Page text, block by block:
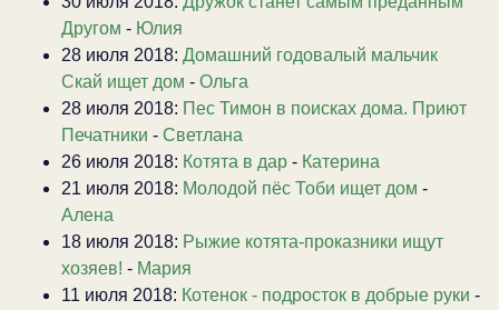
Другом - Юлия
28 июля 2018: Домашний годовалый мальчик
Скай ищет дом - Ольга
28 июля 2018: Пес Тимон в поисках дома. Приют
Печатники - Светлана
26 июля 2018: Котята в дар - Катерина
21 июля 2018: Молодой пёс Тоби ищет дом -
Алена
18 июля 2018: Рыжие котята-проказники ищут
хозяев! - Мария
11 июля 2018: Котенок - подросток в добрые руки -